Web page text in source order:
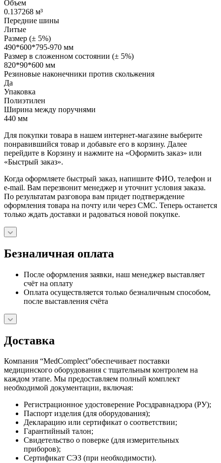
Объем
0.137268 м³
Передние шины
Литые
Размер (± 5%)
490*600*795-970 мм
Размер в сложенном состоянии (± 5%)
820*90*600 мм
Резиновые наконечники против скольжения
Да
Упаковка
Полиэтилен
Ширина между поручнями
440 мм
Для покупки товара в нашем интернет-магазине выберите
понравившийся товар и добавьте его в корзину. Далее
перейдите в Корзину и нажмите на «Оформить заказ» или
«Быстрый заказ».
Когда оформляете быстрый заказ, напишите ФИО, телефон и
e-mail. Вам перезвонит менеджер и уточнит условия заказа.
По результатам разговора вам придет подтверждение
оформления товара на почту или через СМС. Теперь останется
только ждать доставки и радоваться новой покупке.
Безналичная оплата
После оформления заявки, наш менеджер выставляет
счёт на оплату
Оплата осуществляется только безналичным способом,
после выставления счёта
Доставка
Компания “MedComplect”обеспечивает поставки
медицинского оборудования с тщательным контролем на
каждом этапе. Мы предоставляем полный комплект
необходимой документации, включая:
Регистрационное удостоверение Росздравнадзора (РУ);
Паспорт изделия (для оборудования);
Декларацию или сертификат о соответствии;
Гарантийный талон;
Свидетельство о поверке (для измерительных
приборов);
Сертификат СЭЗ (при необходимости).